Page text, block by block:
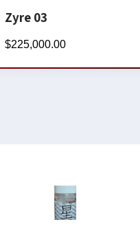
Zyre 03
$225,000.00